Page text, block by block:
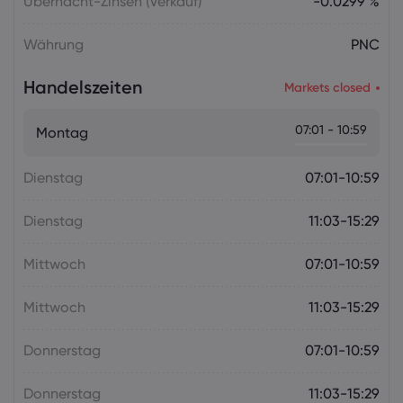
Markets.com Support Team 2025 Jul 05, 21:00
Geldpolitik richtet sich auf die RBA und
Währung PNC
Handelszeiten Markets closed
Montag 07:01 - 10:59
Dienstag 07:01-10:59
Dienstag 11:03-15:29
Mittwoch 07:01-10:59
Mittwoch 11:03-15:29
Donnerstag 07:01-10:59
Donnerstag 11:03-15:29